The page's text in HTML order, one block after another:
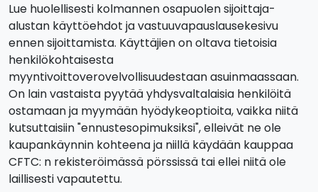
Lue huolellisesti kolmannen osapuolen sijoittaja-
alustan käyttöehdot ja vastuuvapauslausekesivu
ennen sijoittamista. Käyttäjien on oltava tietoisia
henkilökohtaisesta
myyntivoittoverovelvollisuudestaan asuinmaassaan.
On lain vastaista pyytää yhdysvaltalaisia henkilöitä
ostamaan ja myymään hyödykeoptioita, vaikka niitä
kutsuttaisiin "ennustesopimuksiksi", elleivät ne ole
kaupankäynnin kohteena ja niillä käydään kauppaa
CFTC: n rekisteröimässä pörssissä tai ellei niitä ole
laillisesti vapautettu.